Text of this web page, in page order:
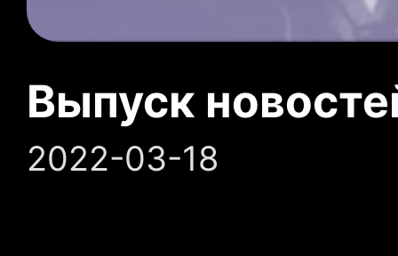
Выпуск
2022-03-18